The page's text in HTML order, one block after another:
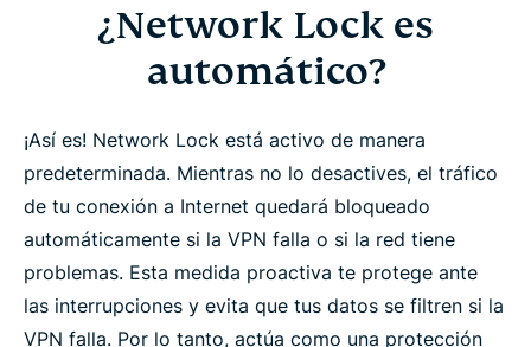
¿Network Lock es
automático?
¡Así es! Network Lock está activo de manera
predeterminada. Mientras no lo desactives, el tráfico
de tu conexión a Internet quedará bloqueado
automáticamente si la VPN falla o si la red tiene
problemas. Esta medida proactiva te protege ante
las interrupciones y evita que tus datos se filtren si la
VPN falla. Por lo tanto, actúa como una protección